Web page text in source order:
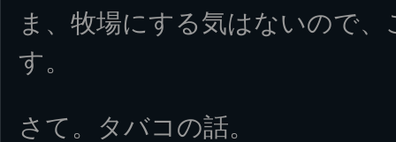
ま、牧場にする気はないので
す。
さて。タバコの話。